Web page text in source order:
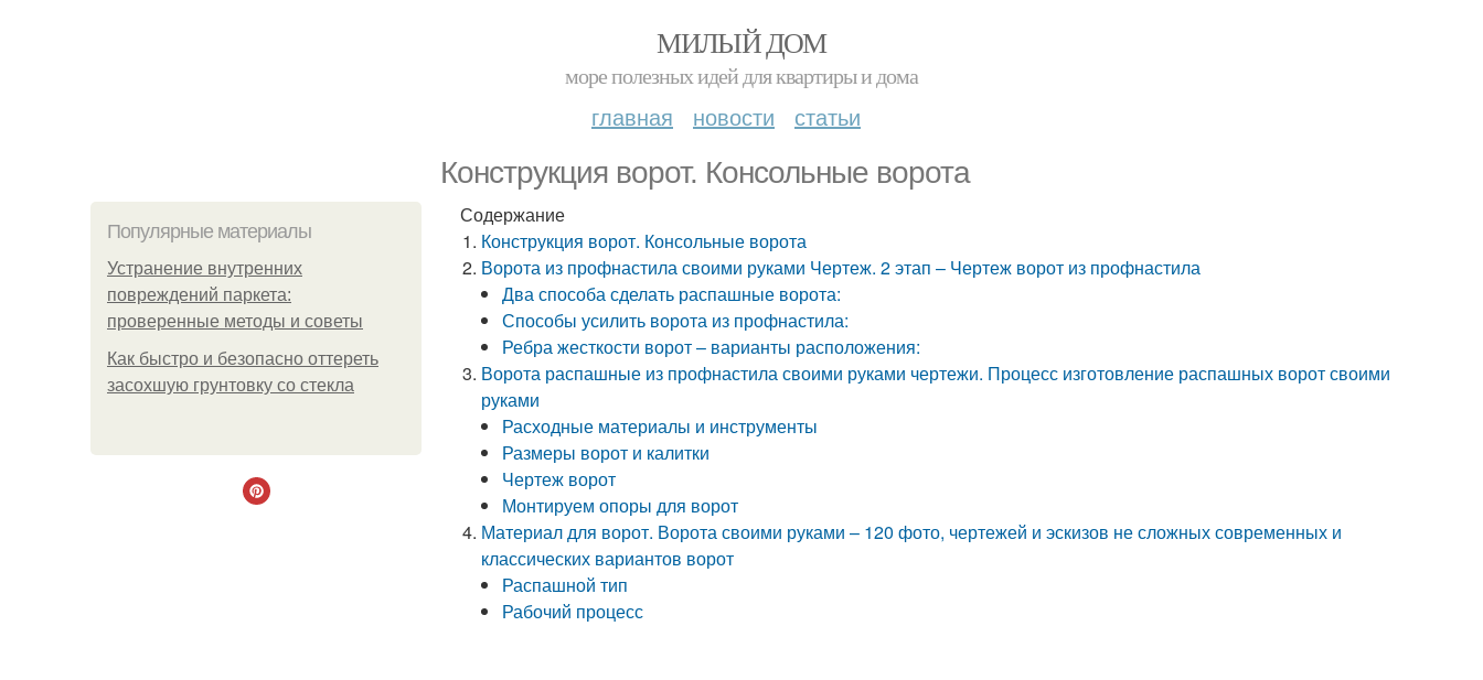
МИЛЫЙ ДОМ
море полезных идей для квартиры и дома
главная новости статьи
Конструкция ворот. Консольные ворота
Популярные материалы
Устранение внутренних
повреждений паркета:
проверенные методы и советы
Как быстро и безопасно оттереть
засохшую грунтовку со стекла
Содержание
Конструкция ворот. Консольные ворота
Ворота из профнастила своими руками Чертеж. 2 этап – Чертеж ворот из профнастила
Два способа сделать распашные ворота:
Способы усилить ворота из профнастила:
Ребра жесткости ворот – варианты расположения:
Ворота распашные из профнастила своими руками чертежи. Процесс изготовление распашных ворот своими
руками
Расходные материалы и инструменты
Размеры ворот и калитки
Чертеж ворот
Монтируем опоры для ворот
Материал для ворот. Ворота своими руками – 120 фото, чертежей и эскизов не сложных современных и
классических вариантов ворот
Распашной тип
Рабочий процесс